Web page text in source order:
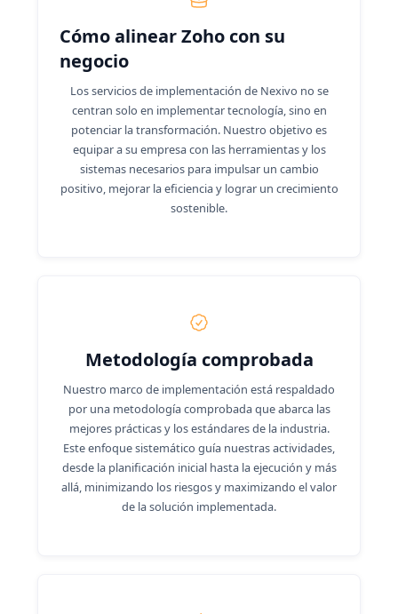
Cómo alinear Zoho con su
negocio
Los servicios de implementación de Nexivo no se
centran solo en implementar tecnología, sino en
potenciar la transformación. Nuestro objetivo es
equipar a su empresa con las herramientas y los
sistemas necesarios para impulsar un cambio
positivo, mejorar la eficiencia y lograr un crecimiento
sostenible.
Metodología comprobada
Nuestro marco de implementación está respaldado
por una metodología comprobada que abarca las
mejores prácticas y los estándares de la industria.
Este enfoque sistemático guía nuestras actividades,
desde la planificación inicial hasta la ejecución y más
allá, minimizando los riesgos y maximizando el valor
de la solución implementada.